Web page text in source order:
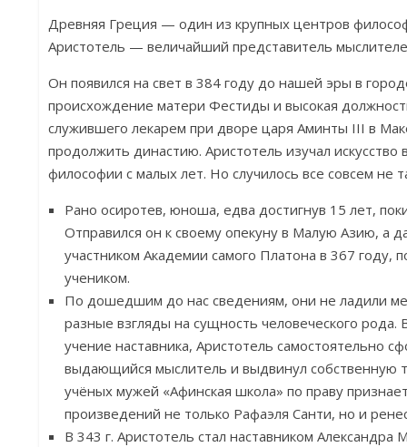
Древняя Греция — один из крупных центров
Аристотель — величайший представитель
Он появился на свет в 384 году до нашей эры в
происхождение матери Фестиды и высокая
служившего лекарем при дворе царя Аминты III в
продолжить династию. Аристотель изучал искусство
философии с малых лет. Но случилось все совсем не
Рано осиротев, юноша, едва достигнув 15 лет,
Отправился он к своему опекуну в Малую Азию, а
участником Академии самого Платона в 367 году,
учеником.
По дошедшим до нас сведениям, они не ладили
разные взгляды на сущность человеческого рода.
учение наставника, Аристотель самостоятельно
выдающийся мыслитель и выдвинул собственную
учёных мужей «Афинская школа» по праву
произведений не только Рафаэля Санти, но и
В 343 г. Аристотель стал наставником Александра